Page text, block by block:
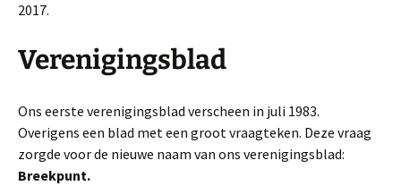
2017.
Verenigingsblad
Ons eerste verenigingsblad verscheen in juli 1983.
Overigens een blad met een groot vraagteken. Deze vraag
zorgde voor de nieuwe naam van ons verenigingsblad:
Breekpunt.